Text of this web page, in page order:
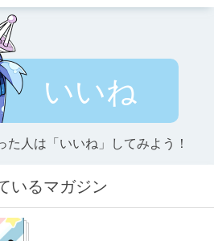
いいね
た人は「いいね」してみよう！
いるマガジン